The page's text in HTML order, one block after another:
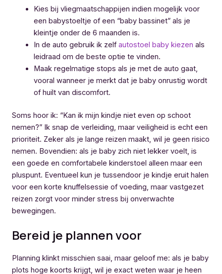
Kies bij vliegmaatschappijen indien mogelijk voor
een babystoeltje of een “baby bassinet” als je
kleintje onder de 6 maanden is.
In de auto gebruik ik zelf autostoel baby kiezen als
leidraad om de beste optie te vinden.
Maak regelmatige stops als je met de auto gaat,
vooral wanneer je merkt dat je baby onrustig wordt
of huilt van discomfort.
Soms hoor ik: “Kan ik mijn kindje niet even op schoot
nemen?” Ik snap de verleiding, maar veiligheid is echt een
prioriteit. Zeker als je lange reizen maakt, wil je geen risico
nemen. Bovendien: als je baby zich niet lekker voelt, is
een goede en comfortabele kinderstoel alleen maar een
pluspunt. Eventueel kun je tussendoor je kindje eruit halen
voor een korte knuffelsessie of voeding, maar vastgezet
reizen zorgt voor minder stress bij onverwachte
bewegingen.
Bereid je plannen voor
Planning klinkt misschien saai, maar geloof me: als je baby
plots hoge koorts krijgt, wil je exact weten waar je heen